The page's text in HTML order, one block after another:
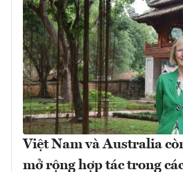
Việt Nam và Australia
mở rộng hợp tác trong